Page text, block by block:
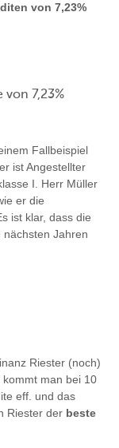
von 7,23%
7,23%
Fallbeispiel
ist Angestellter
I. Herr Müller
er die
ist klar, dass die
nächsten Jahren
Riester (noch)
man bei 10
eff. und das
Riester der beste